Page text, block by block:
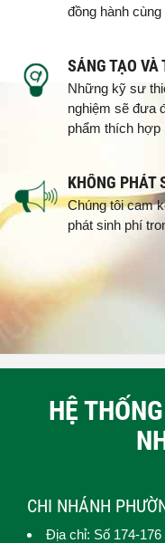
đồng hành
SÁNG TẠO
Những kỹ sư
nghiệm sẽ đưa
phẩm thích hợp
KHÔNG PHÁT
Chúng tôi cam
phát sinh phí
HỆ
CHI NHÁNH
Địa chỉ: Số 174-